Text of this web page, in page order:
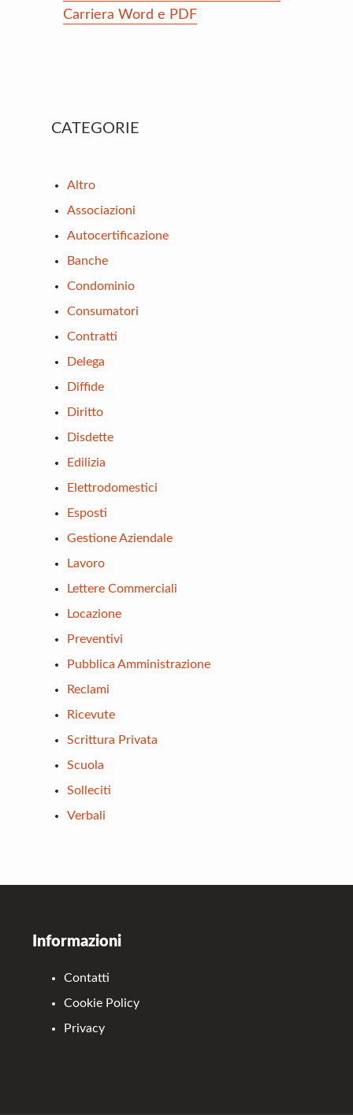
Carriera Word e PDF
Primary
CATEGORIE
Altro
Associazioni
Autocertificazione
Banche
Condominio
Consumatori
Contratti
Delega
Diffide
Diritto
Disdette
Edilizia
Elettrodomestici
Esposti
Gestione Aziendale
Lavoro
Lettere Commerciali
Locazione
Preventivi
Pubblica Amministrazione
Reclami
Ricevute
Scrittura Privata
Scuola
Solleciti
Verbali
Informazioni
Contatti
Cookie Policy
Privacy